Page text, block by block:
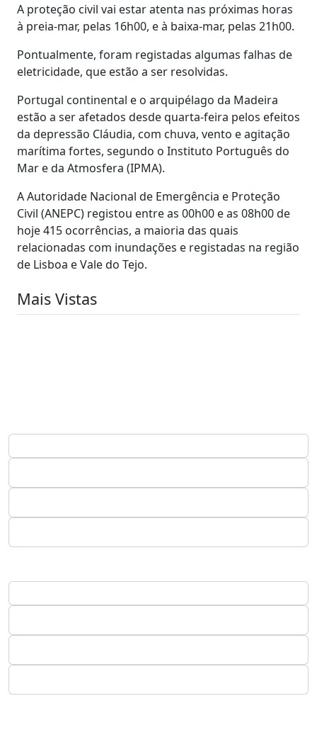
A proteção civil vai estar atenta nas próximas horas
à preia-mar, pelas 16h00, e à baixa-mar, pelas 21h00.
Pontualmente, foram registadas algumas falhas de
eletricidade, que estão a ser resolvidas.
Portugal continental e o arquipélago da Madeira
estão a ser afetados desde quarta-feira pelos efeitos
da depressão Cláudia, com chuva, vento e agitação
marítima fortes, segundo o Instituto Português do
Mar e da Atmosfera (IPMA).
A Autoridade Nacional de Emergência e Proteção
Civil (ANEPC) registou entre as 00h00 e as 08h00 de
hoje 415 ocorrências, a maioria das quais
relacionadas com inundações e registadas na região
de Lisboa e Vale do Tejo.
Mais Vistas